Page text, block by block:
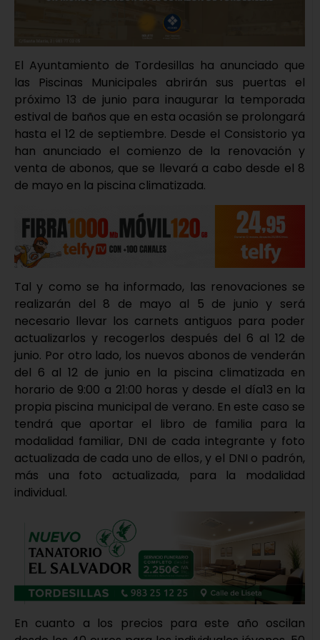
El Ayuntamiento de Tordesillas ha anunciado que
las Piscinas Municipales abrirán sus puertas el
próximo 13 de junio para inaugurar la temporada
estival de baños que en esta ocasión se prolongará
hasta el 12 de septiembre. Desde el Consistorio ya
han anunciado el comienzo de la renovación y
venta de abonos, que se llevará a cabo desde el 8
de mayo en la piscina climatizada.
Tal y como se ha informado, las renovaciones se
realizarán del 8 de mayo al 5 de junio y será
necesario llevar los carnets antiguos para poder
actualizarlos y recogerlos después del 6 al 12 de
junio. Por otro lado, los nuevos abonos de venderán
del 6 al 12 de junio en la piscina climatizada en
horario de 9:00 a 21:00 horas y desde el día13 en la
propia piscina municipal de verano. En este caso se
tendrá que aportar el libro de familia para la
modalidad familiar, DNI de cada integrante y foto
actualizada de cada uno de ellos, y el DNI o padrón,
más una foto actualizada, para la modalidad
individual.
En cuanto a los precios para este año oscilan